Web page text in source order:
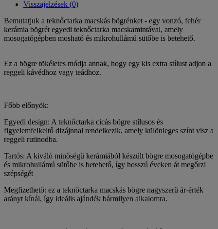
Visszajelzések (0)
Bemutatjuk a teknőctarka macskás bögrénket - egy vonzó, fehér
kerámia bögrét egyedi teknőctarka macskamintával, amely
mosogatógépben mosható és mikrohullámú sütőbe is betehető.
Ez a bögre tökéletes módja annak, hogy egy kis extra stílust adjon a
reggeli kávédhoz vagy teádhoz.
Főbb előnyök:
Egyedi design: A teknőctarka cicás bögre stílusos és
figyelemfelkeltő dizájnnal rendelkezik, amely különleges színt visz a
reggeli rutinodba.
Tartós: A kiváló minőségű kerámiából készült bögre mosogatógépbe
és mikrohullámú sütőbe is betehető, így hosszú éveken át megőrzi
szépségét
Megfizethető: ez a teknőctarka macskás bögre nagyszerű ár-érték
arányt kínál, így ideális ajándék bármilyen alkalomra.